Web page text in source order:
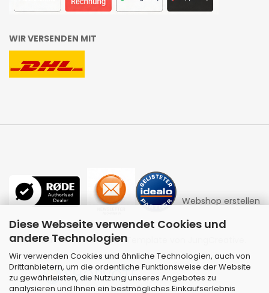
Diese Webseite verwendet Cookies und
andere Technologien
Wir verwenden Cookies und ähnliche Technologien, auch von
Drittanbietern, um die ordentliche Funktionsweise der Website
zu gewährleisten, die Nutzung unseres Angebotes zu
analysieren und Ihnen ein bestmögliches Einkaufserlebnis
WIR VERSENDEN MIT
Webshop erstellen
mit Gambio.de © 2026 | Template von